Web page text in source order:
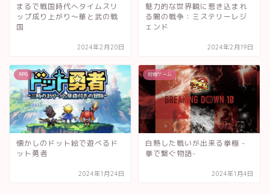
まるで戦国時代へタイムスリ
ップ成り上がり～華と武の戦
国
2024年2月20日
魅力的な世界観に惹き込まれ
る闇の戦争：ミステリーレジ
ェンド
2024年2月19日
RPG
懐かしのドット絵で遊べるド
ット勇者
2024年1月24日
対戦ゲーム
白熱した戦いが出来る拳極 -
拳で繋ぐ物語-
2024年1月4日